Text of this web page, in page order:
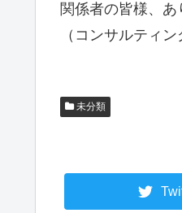
関係者の皆様、あ
（コンサルティン
未分類